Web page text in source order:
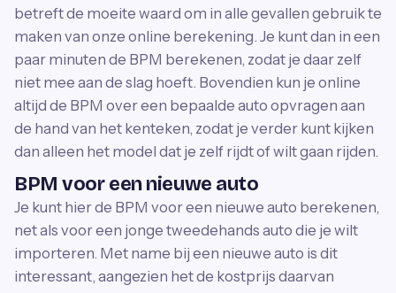
betreft de moeite waard om in alle gevallen gebruik te
maken van onze online berekening. Je kunt dan in een
paar minuten de BPM berekenen, zodat je daar zelf
niet mee aan de slag hoeft. Bovendien kun je online
altijd de BPM over een bepaalde auto opvragen aan
de hand van het kenteken, zodat je verder kunt kijken
dan alleen het model dat je zelf rijdt of wilt gaan rijden.
BPM voor een nieuwe auto
Je kunt hier de BPM voor een nieuwe auto berekenen,
net als voor een jonge tweedehands auto die je wilt
importeren. Met name bij een nieuwe auto is dit
interessant, aangezien het de kostprijs daarvan